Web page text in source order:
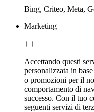
Bing, Criteo, Meta,
Marketing
Accettando questi
personalizzata in
o promozioni per il
comportamento di
successo. Con il tuo
seguenti servizi di